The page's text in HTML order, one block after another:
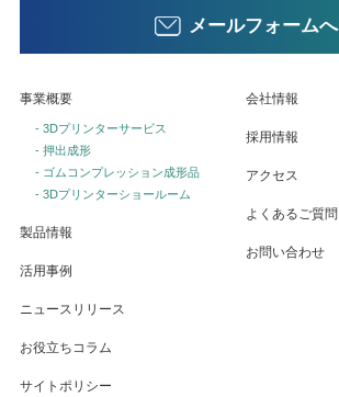
メールフォームへ
事業概要
- 3Dプリンターサービス
- 押出成形
- ゴムコンプレッション成形品
- 3Dプリンターショールーム
製品情報
活用事例
ニュースリリース
お役立ちコラム
会社情報
採用情報
アクセス
よくあるご質問
お問い合わせ
サイトポリシー